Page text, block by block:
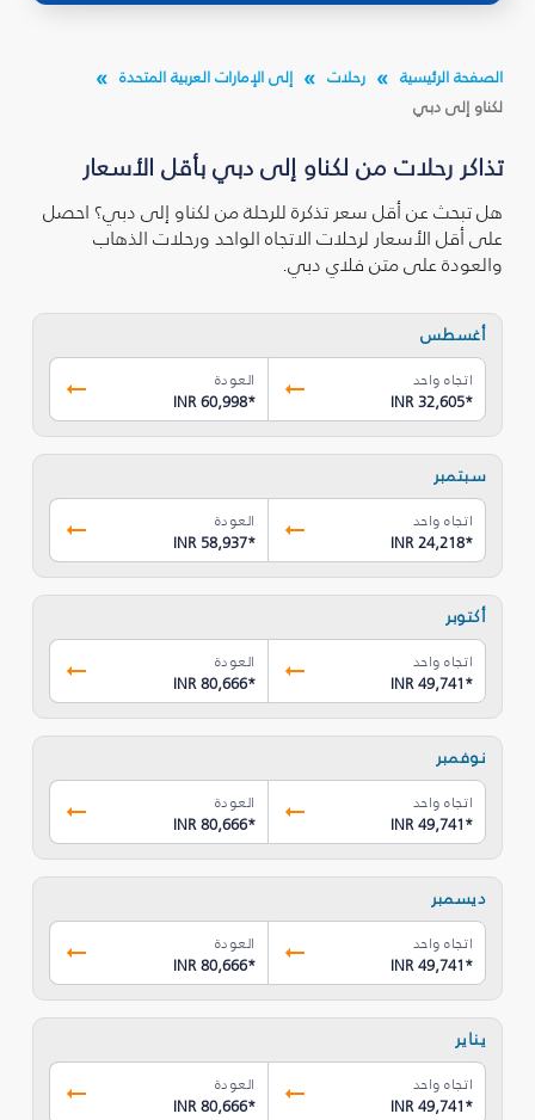
الصفحة الرئيسية رحلات
إلى الإمارات العربية المتحدة
لكناو إلى دبي
تذاكر رحلات من لكناو إلى دبي بأقل الأسعار
هل تبحث عن أقل سعر تذكرة للرحلة من لكناو إلى دبي؟ احصل
على أقل الأسعار لرحلات الاتجاه الواحد ورحلات الذهاب
والعودة على متن فلاي دبي.
أغسطس
اتجاه واحد
INR 32,605*
العودة
INR 60,998*
سبتمبر
اتجاه واحد
INR 24,218*
العودة
INR 58,937*
أكتوبر
اتجاه واحد
INR 49,741*
العودة
INR 80,666*
نوفمبر
اتجاه واحد
INR 49,741*
العودة
INR 80,666*
ديسمبر
اتجاه واحد
INR 49,741*
العودة
INR 80,666*
يناير
اتجاه واحد
INR 49,741*
العودة
INR 80,666*